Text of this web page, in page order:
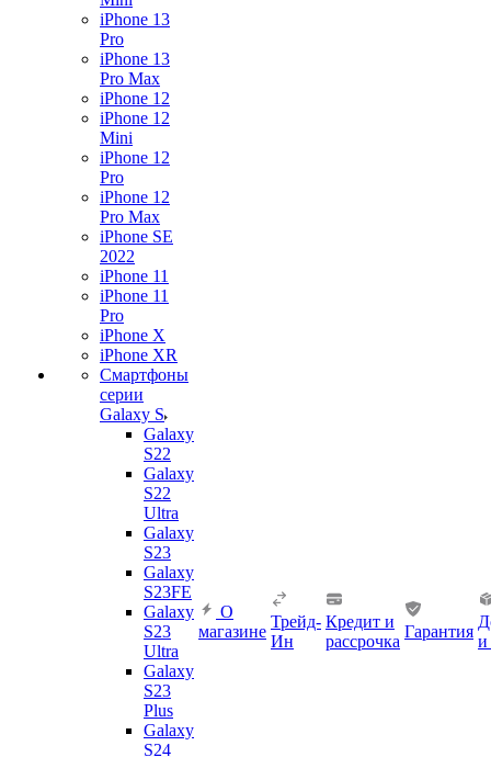
iPhone 13
Pro
iPhone 13
Pro Max
iPhone 12
iPhone 12
Mini
iPhone 12
Pro
iPhone 12
Pro Max
iPhone SE
2022
iPhone 11
iPhone 11
Pro
iPhone X
iPhone XR
Смартфоны
серии
Galaxy S
Galaxy
S22
Galaxy
S22
Ultra
Galaxy
S23
Galaxy
S23FE
Galaxy
S23
Ultra
Galaxy
S23
Plus
Galaxy
S24
О
магазине
Трейд-
Ин
Кредит и
рассрочка
Гарантия
и